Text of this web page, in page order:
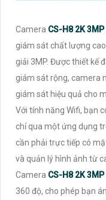
Camera CS-H8 2K
giám sát chất lượng
giải 3MP. Được thiết kế
giám sát rộng, camera
giám sát hiệu quả cho
Với tính năng Wifi, bạn
chỉ qua một ứng dụng
cần phải trực tiếp có
và quản lý hình ảnh từ
Camera CS-H8 2K
360 độ, cho phép bạn